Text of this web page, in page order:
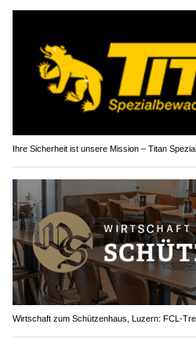
Ihre Sicherheit ist unsere Mission – Titan
Wirtschaft zum Schützenhaus, Luzern: FCL-